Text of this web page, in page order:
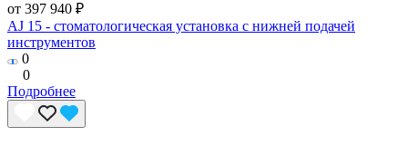
от 397 940 ₽
AJ 15 - стоматологическая установка с нижней подачей
инструментов
0
0
Подробнее